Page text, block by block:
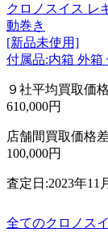
クロノスイス レ
動巻き
[新品未使用]
付属品:内箱 外箱
９社平均買取価格
610,000円
店舗間買取価格
100,000円
査定日:2023年11
全てのクロノス